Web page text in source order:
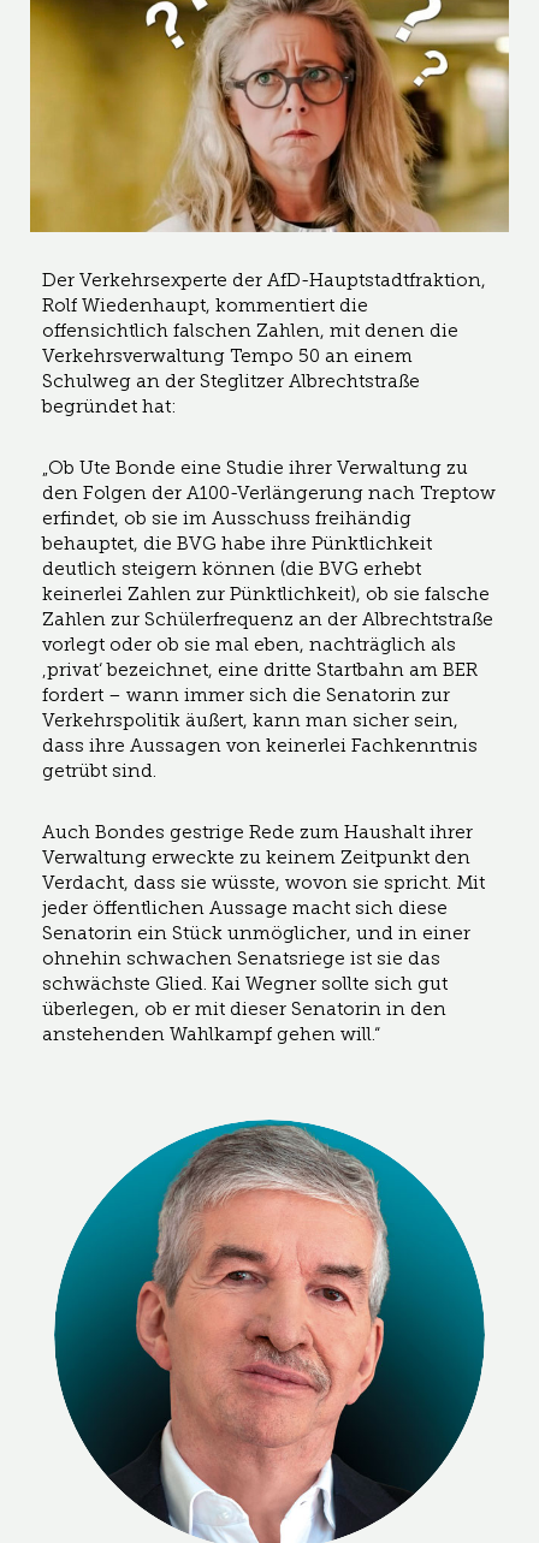
Der Verkehrsexperte der AfD-Hauptstadtfraktion,
Rolf Wiedenhaupt, kommentiert die
offensichtlich falschen Zahlen, mit denen die
Verkehrsverwaltung Tempo 50 an einem
Schulweg an der Steglitzer Albrechtstraße
begründet hat:
„Ob Ute Bonde eine Studie ihrer Verwaltung zu
den Folgen der A100-Verlängerung nach Treptow
erfindet, ob sie im Ausschuss freihändig
behauptet, die BVG habe ihre Pünktlichkeit
deutlich steigern können (die BVG erhebt
keinerlei Zahlen zur Pünktlichkeit), ob sie falsche
Zahlen zur Schülerfrequenz an der Albrechtstraße
vorlegt oder ob sie mal eben, nachträglich als
‚privat‘ bezeichnet, eine dritte Startbahn am BER
fordert – wann immer sich die Senatorin zur
Verkehrspolitik äußert, kann man sicher sein,
dass ihre Aussagen von keinerlei Fachkenntnis
getrübt sind.
Auch Bondes gestrige Rede zum Haushalt ihrer
Verwaltung erweckte zu keinem Zeitpunkt den
Verdacht, dass sie wüsste, wovon sie spricht. Mit
jeder öffentlichen Aussage macht sich diese
Senatorin ein Stück unmöglicher, und in einer
ohnehin schwachen Senatsriege ist sie das
schwächste Glied. Kai Wegner sollte sich gut
überlegen, ob er mit dieser Senatorin in den
anstehenden Wahlkampf gehen will.“